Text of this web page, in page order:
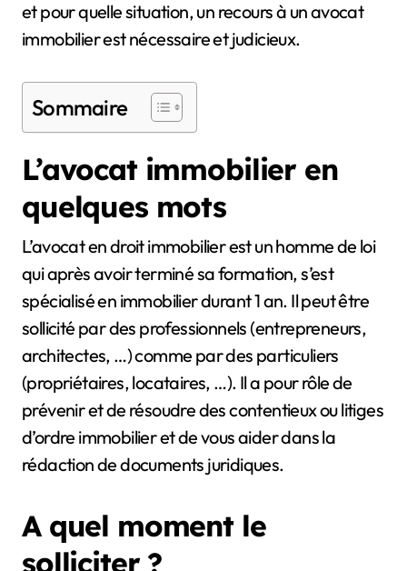
et pour quelle situation, un recours à un avocat
immobilier est nécessaire et judicieux.
Sommaire
L’avocat immobilier en
quelques mots
L’avocat en droit immobilier est un homme de loi
qui après avoir terminé sa formation, s’est
spécialisé en immobilier durant 1 an. Il peut être
sollicité par des professionnels (entrepreneurs,
architectes, …) comme par des particuliers
(propriétaires, locataires, …). Il a pour rôle de
prévenir et de résoudre des contentieux ou litiges
d’ordre immobilier et de vous aider dans la
rédaction de documents juridiques.
A quel moment le
solliciter ?